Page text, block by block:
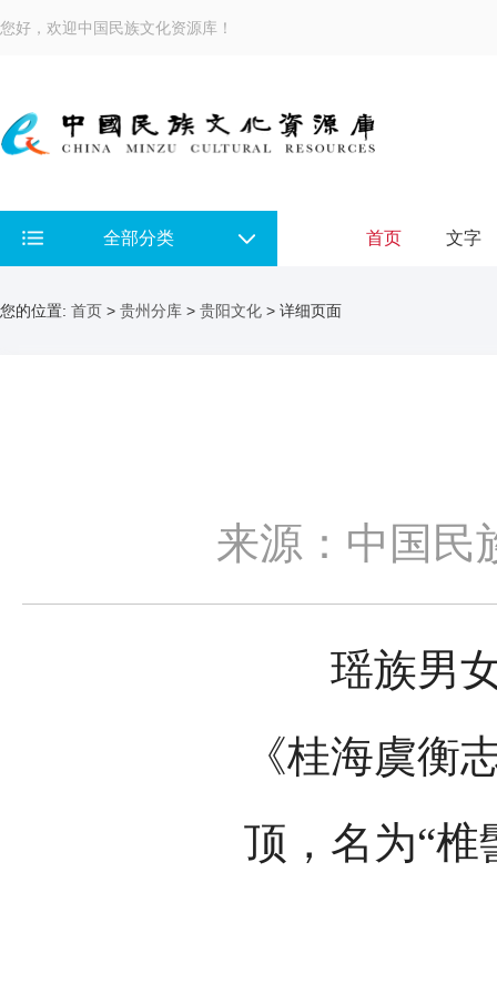
您好，欢迎中国民族文化资源库！
全部分类 首页 文字
您的位置: 首页 > 贵州分库 > 贵阳文化 > 详细页面
来源：中国民
瑶族男女
《桂海虞衡
顶，名为“椎